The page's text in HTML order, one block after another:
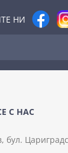
НИ
С НАС
бул.